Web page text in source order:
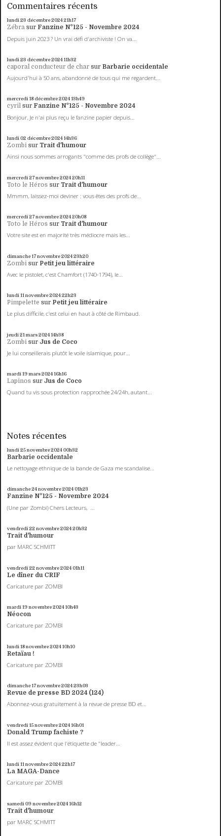
Commentaires récents
lundi 23 décembre 202421h17
Zébra sur Fanzine N°125 - Novembre 2024
Depuis juin 2023 ? Un vrai défi d'archiviste ! On va...
lundi 23 décembre 202411h32
caporal conducteur de char sur Barbarie occidentale
Aujourd'hui à 50 ans, abandonné de tous qui me regardent...
mercredi 18 décembre 202413h49
cyril sur Fanzine N°125 - Novembre 2024
Bonjour, Je n'ai plus reçu le fanzine papier depuis...
lundi 02 décembre 202414h36
Zombi sur Trait d'humour
Ainsi nous sommes arrogants "comme des profs de collège"...
mercredi 27novembre 202420h11
Toto le Héros sur Trait d'humour
Mmmm, laissez-moi deviner : vous êtes des profs de...
mercredi 27novembre 202420h08
Toto le Héros sur Trait d'humour
Votre site est en majorité très médiocre mais les...
dimanche 17novembre 202423h20
Zombi sur Petit jeu littéraire
Avec le pistolet, c'est Chamfort (1740-1794), le...
lundi 11novembre 202422h23
Pimpelette sur Petit jeu littéraire
Le plus difficile, c'est celui en haut à côté de Rimbaud.
jeudi 21 mars 202414h38
Zombi sur Jus de Coco
Je lui conseillerais plutôt le voile islamique, pour...
mardi 19 mars 202416h16
Lapinos sur Jus de Coco
Quand tu vis sous protection rapprochée 24/24h, autant...
Notes récentes
lundi 25novembre 2024 00h32
Barbarie occidentale
Le nettoyage ethnique de la bande de Gaza me scandalise...
dimanche 24novembre 2024 01h23
Fanzine N°125 - Novembre 2024
(Une par Zombi) Chers Lecteurs, ...
vendredi 22 novembre 202420h32
Trait d'humour
par MARC SCHMITT
vendredi 22 novembre 2024 01h11
Le dîner du CRIF
Caricature par ZOMBI
mardi 19 novembre 202410h43
Néocon
Caricature par ZOMBI
lundi 18novembre 202410h10
Retaïau !
Caricature par ZOMBI
dimanche 17novembre 202423h03
Revue de presse BD 2024 (124)
Abonnez-vous gratuitement à la revue de presse BD et...
vendredi 15novembre 202416h01
Donald Trump fachiste ?
Il est assez évident que l'étiquette de "leader...
lundi 11novembre 202422h17
La MAGA-Dance
Caricature par ZOMBI
samedi 09 novembre 202416h12
Trait d'humour
par MARC SCHMITT